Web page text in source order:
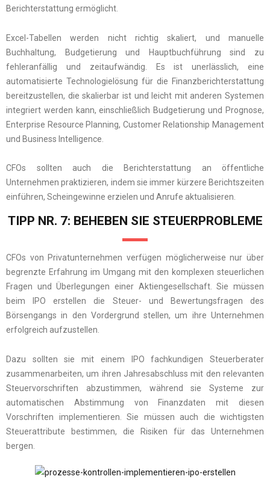
Berichterstattung ermöglicht.
Excel-Tabellen werden nicht richtig skaliert, und manuelle
Buchhaltung, Budgetierung und Hauptbuchführung sind zu
fehleranfällig und zeitaufwändig. Es ist unerlässlich, eine
automatisierte Technologielösung für die Finanzberichterstattung
bereitzustellen, die skalierbar ist und leicht mit anderen Systemen
integriert werden kann, einschließlich Budgetierung und Prognose,
Enterprise Resource Planning, Customer Relationship Management
und Business Intelligence.
CFOs sollten auch die Berichterstattung an öffentliche
Unternehmen praktizieren, indem sie immer kürzere Berichtszeiten
einführen, Scheingewinne erzielen und Anrufe aktualisieren.
TIPP NR. 7: BEHEBEN SIE STEUERPROBLEME
CFOs von Privatunternehmen verfügen möglicherweise nur über
begrenzte Erfahrung im Umgang mit den komplexen steuerlichen
Fragen und Überlegungen einer Aktiengesellschaft. Sie müssen
beim IPO erstellen die Steuer- und Bewertungsfragen des
Börsengangs in den Vordergrund stellen, um ihre Unternehmen
erfolgreich aufzustellen.
Dazu sollten sie mit einem IPO fachkundigen Steuerberater
zusammenarbeiten, um ihren Jahresabschluss mit den relevanten
Steuervorschriften abzustimmen, während sie Systeme zur
automatischen Abstimmung von Finanzdaten mit diesen
Vorschriften implementieren. Sie müssen auch die wichtigsten
Steuerattribute bestimmen, die Risiken für das Unternehmen
bergen.